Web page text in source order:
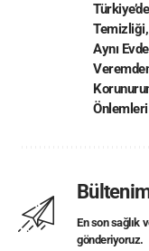
Temizliği,
Aynı
Önlemleri
En son sağlık
gönderiyoruz.